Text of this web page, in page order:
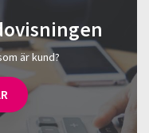
är kund?